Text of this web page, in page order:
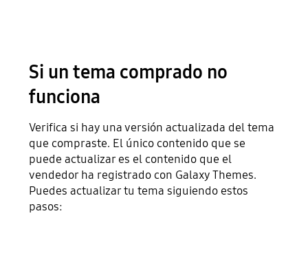
Si un tema comprado no
funciona
Verifica si hay una versión actualizada del tema
que compraste. El único contenido que se
puede actualizar es el contenido que el
vendedor ha registrado con Galaxy Themes.
Puedes actualizar tu tema siguiendo estos
pasos: